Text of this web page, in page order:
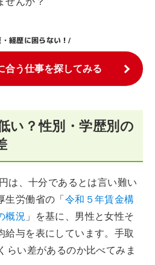
・経歴に困らない！/
合う仕事を探してみる
い？性別・学歴別の
は、十分であるとは言い難い
生労働省の「令和５年賃金構
概況 」を基に、男性と女性そ
給与を表にしています。手取
らい差があるのか比べてみま